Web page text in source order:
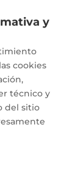
y
cookies
técnico y
del sitio